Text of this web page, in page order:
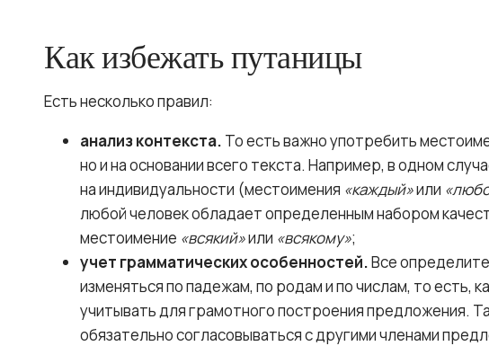
Как избежать путаницы
Есть несколько правил:
анализ контекста. То есть важно употребить
но и на основании всего текста. Например, в одном
на индивидуальности (местоимения «каждый»или
любой человек обладает определенным набором
местоимение «всякий»или «всякому»;
учет грамматических особенностей.Все
изменяться по падежам, по родам и по числам, то есть,
учитывать для грамотного построения предложения.
обязательно согласовываться с другими членами